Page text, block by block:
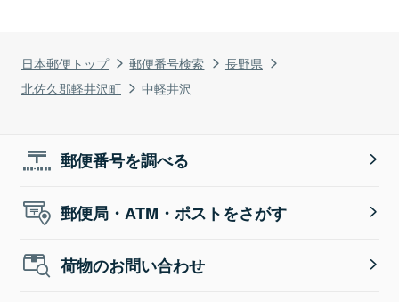
日本郵便トップ 郵便番号検索
長野県
北佐久郡軽井沢町
中軽井沢
郵便番号を調べる
郵便局・ATM・ポストをさがす
荷物のお問い合わせ